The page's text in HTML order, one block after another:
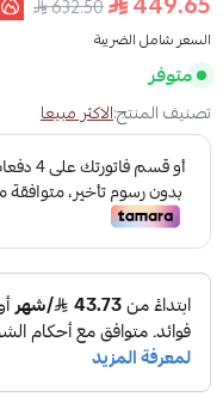
632.50
السعر شامل الضريبة
متوفر
تصنيف المنتج:الاكثر مبيعا